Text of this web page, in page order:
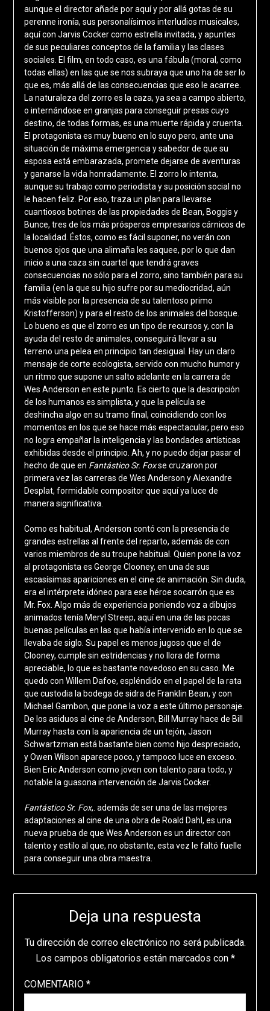
aunque el director añade por aquí y por allá gotas de su
perenne ironía, sus personalísimos interludios musicales,
aquí con Jarvis Cocker como estrella invitada, y apuntes
de sus peculiares conceptos de la familia y las clases
sociales. El film, en todo caso, es una fábula (moral, como
todas ellas) en las que se nos subraya que uno ha de ser lo
que es, más allá de las consecuencias que eso le acarree.
La naturaleza del zorro es la caza, ya sea a campo abierto,
o internándose en granjas para conseguir presas cuyo
destino, de todas formas, es una muerte rápida y cruenta.
El protagonista es muy bueno en lo suyo pero, ante una
situación de máxima emergencia y sabedor de que su
esposa está embarazada, promete dejarse de aventuras
y ganarse la vida honradamente. El zorro lo intenta,
aunque su trabajo como periodista y su posición social no
le hacen feliz. Por eso, traza un plan para llevarse
cuantiosos botines de las propiedades de Bean, Boggis y
Bunce, tres de los más prósperos empresarios cárnicos de
la localidad. Éstos, como es fácil suponer, no verán con
buenos ojos que una alimaña les saquee, por lo que dan
inicio a una caza sin cuartel que tendrá graves
consecuencias no sólo para el zorro, sino también para su
familia (en la que su hijo sufre por su mediocridad, aún
más visible por la presencia de su talentoso primo
Kristofferson) y para el resto de los animales del bosque.
Lo bueno es que el zorro es un tipo de recursos y, con la
ayuda del resto de animales, conseguirá llevar a su
terreno una pelea en principio tan desigual. Hay un claro
mensaje de corte ecologista, servido con mucho humor y
un ritmo que supone un salto adelante en la carrera de
Wes Anderson en este punto. Es cierto que la descripción
de los humanos es simplista, y que la película se
deshincha algo en su tramo final, coincidiendo con los
momentos en los que se hace más espectacular, pero eso
no logra empañar la inteligencia y las bondades artísticas
exhibidas desde el principio. Ah, y no puedo dejar pasar el
hecho de que en Fantástico Sr. Foxse cruzaron por
primera vez las carreras de Wes Anderson y Alexandre
Desplat, formidable compositor que aquí ya luce de
manera significativa.
Como es habitual, Anderson contó con la presencia de
grandes estrellas al frente del reparto, además de con
varios miembros de su troupe habitual. Quien pone la voz
al protagonista es George Clooney, en una de sus
escasísimas apariciones en el cine de animación. Sin duda,
era el intérprete idóneo para ese héroe socarrón que es
Mr. Fox. Algo más de experiencia poniendo voz a dibujos
animados tenía Meryl Streep, aquí en una de las pocas
buenas películas en las que había intervenido en lo que se
llevaba de siglo. Su papel es menos jugoso que el de
Clooney, cumple sin estridencias y no llora de forma
apreciable, lo que es bastante novedoso en su caso. Me
quedo con Willem Dafoe, espléndido en el papel de la rata
que custodia la bodega de sidra de Franklin Bean, y con
Michael Gambon, que pone la voz a este último personaje.
De los asiduos al cine de Anderson, Bill Murray hace de Bill
Murray hasta con la apariencia de un tejón, Jason
Schwartzman está bastante bien como hijo despreciado,
y Owen Wilson aparece poco, y tampoco luce en exceso.
Bien Eric Anderson como joven con talento para todo, y
notable la guasona intervención de Jarvis Cocker.
Fantástico Sr. Fox,. además de ser una de las mejores
adaptaciones al cine de una obra de Roald Dahl, es una
nueva prueba de que Wes Anderson es un director con
talento y estilo al que, no obstante, esta vez le faltó fuelle
para conseguir una obra maestra.
Deja una respuesta
Tu dirección de correo electrónico no será publicada.
Los campos obligatorios están marcados con *
COMENTARIO *